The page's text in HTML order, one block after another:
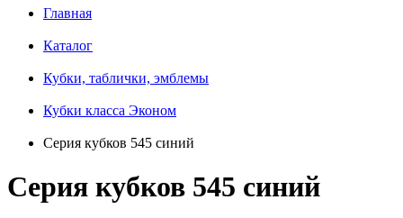
Главная
Каталог
Кубки, таблички, эмблемы
Кубки класса Эконом
Серия кубков 545 синий
Серия кубков 545 синий